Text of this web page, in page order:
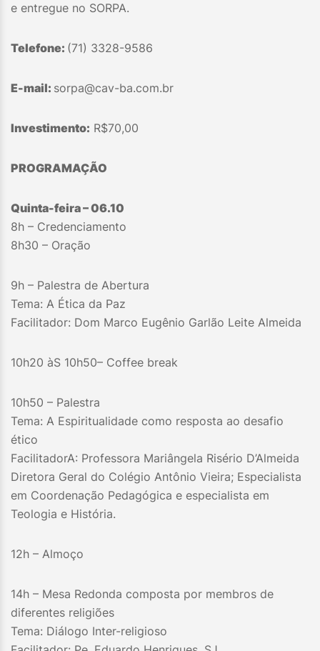
e entregue no SORPA.
Telefone: (71) 3328-9586
E-mail: sorpa@cav-ba.com.br
Investimento: R$70,00
PROGRAMAÇÃO
Quinta-feira – 06.10
8h – Credenciamento
8h30 – Oração
9h – Palestra de Abertura
Tema: A Ética da Paz
Facilitador: Dom Marco Eugênio Garlão Leite Almeida
10h20 àS 10h50– Coffee break
10h50 – Palestra
Tema: A Espiritualidade como resposta ao desafio
ético
FacilitadorA: Professora Mariângela Risério D’Almeida
Diretora Geral do Colégio Antônio Vieira; Especialista
em Coordenação Pedagógica e especialista em
Teologia e História.
12h – Almoço
14h – Mesa Redonda composta por membros de
diferentes religiões
Tema: Diálogo Inter-religioso